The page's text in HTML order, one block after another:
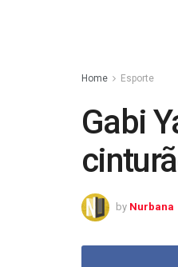
Home Esporte
Gabi
by Nurbana